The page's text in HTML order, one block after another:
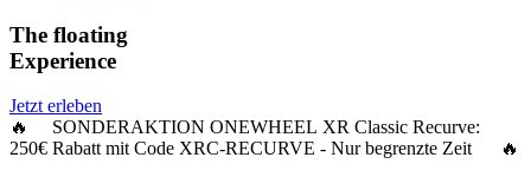
The floating
Experience
Jetzt erleben
🔥 SONDERAKTION ONEWHEEL XR Classic Recurve:
250€ Rabattmit Code XRC-RECURVE - Nur begrenzte Zeit 🔥